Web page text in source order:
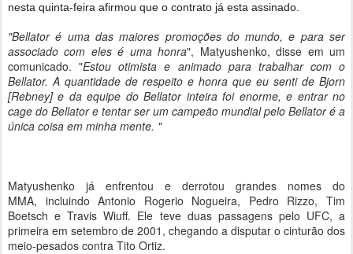
nesta quinta-feira afirmou que o contrato já esta assinado.
"Bellator é uma das maiores promoções do mundo, e para ser
associado com eles é uma honra", Matyushenko, disse em um
comunicado. "Estou otimista e animado para trabalhar com o
Bellator. A quantidade de respeito e honra que eu senti de Bjorn
[Rebney] e da equipe do Bellator inteira foi enorme, e entrar no
cage do Bellator e tentar ser um campeão mundial pelo Bellator é a
única coisa em minha mente. "
Matyushenko já enfrentou e derrotou grandes nomes do
MMA, incluindo Antonio Rogerio Nogueira, Pedro Rizzo, Tim
Boetsch e Travis Wiuff. Ele teve duas passagens pelo UFC, a
primeira em setembro de 2001, chegando a disputar o cinturão dos
meio-pesados contra Tito Ortiz.